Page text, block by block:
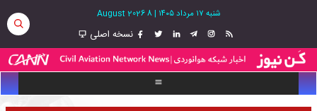
شنبه ۱۷ مرداد ۱۴۰۵ |
8 August 2026
نسخه اصلی